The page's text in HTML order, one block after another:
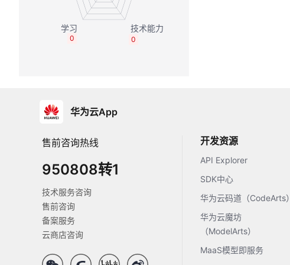
0
0
华为云App
售前咨询热线
950808转1
技术服务咨询
售前咨询
备案服务
云商店咨询
开发资源
API Explorer
SDK中心
华为云码道（CodeArts）
华为云魔坊
（ModelArts）
MaaS模型即服务